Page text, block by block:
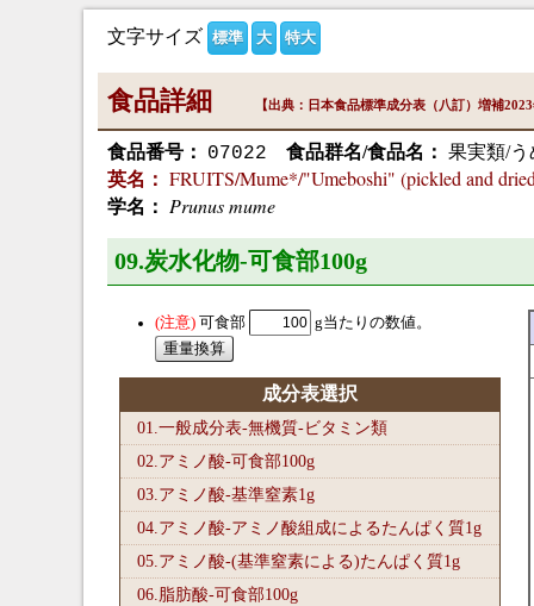
文字サイズ 標準 大 特大
食品詳細 【出典：日本食品標準成分表（八訂）増補
食品番号： 07022 食品群名/食品名： 果実類/
英名： FRUITS/Mume*/"Umeboshi" (pickled and
学名： Prunus mume
09.炭水化物-可食部100g
可食部 g当たりの数値。
成分表選択
01.一般成分表-無機質-ビタミン類
02.アミノ酸-可食部100g
03.アミノ酸-基準窒素1g
04.アミノ酸-アミノ酸組成によるたんぱく質1g
05.アミノ酸-(基準窒素による)たんぱく質1g
06.脂肪酸-可食部100g